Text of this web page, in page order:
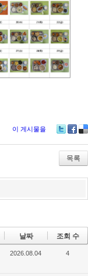
이 게시물을
itte ce
bo
ok
lici
ou
s
목록
날짜 조회 수
2026.08.04 4